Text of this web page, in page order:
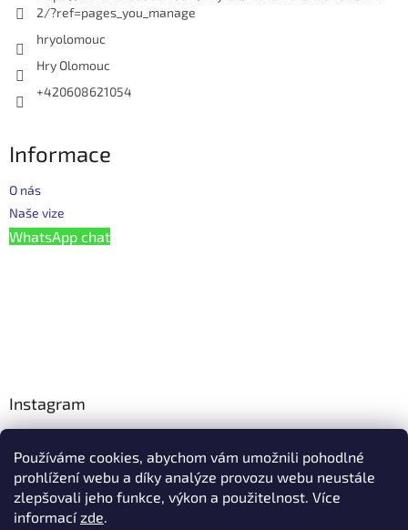
Používáme cookies, abychom vám umožnili pohodlné
prohlížení webu a díky analýze provozu webu neustále
zlepšovali jeho funkce, výkon a použitelnost. Více
informacízde.
2/?ref=pages_you_manage
hryolomouc
Hry Olomouc
+420608621054
Informace
O nás
Naše vize
WhatsApp chat
Instagram
Facebook